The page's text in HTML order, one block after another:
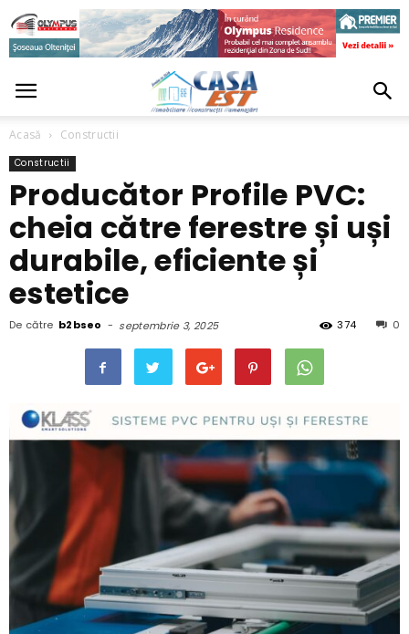
Acasă Constructii
Constructii
Producător Profile PVC:
cheia către ferestre și uși
durabile, eficiente și
estetice
De către b2bseo - septembrie 3, 2025 0
374